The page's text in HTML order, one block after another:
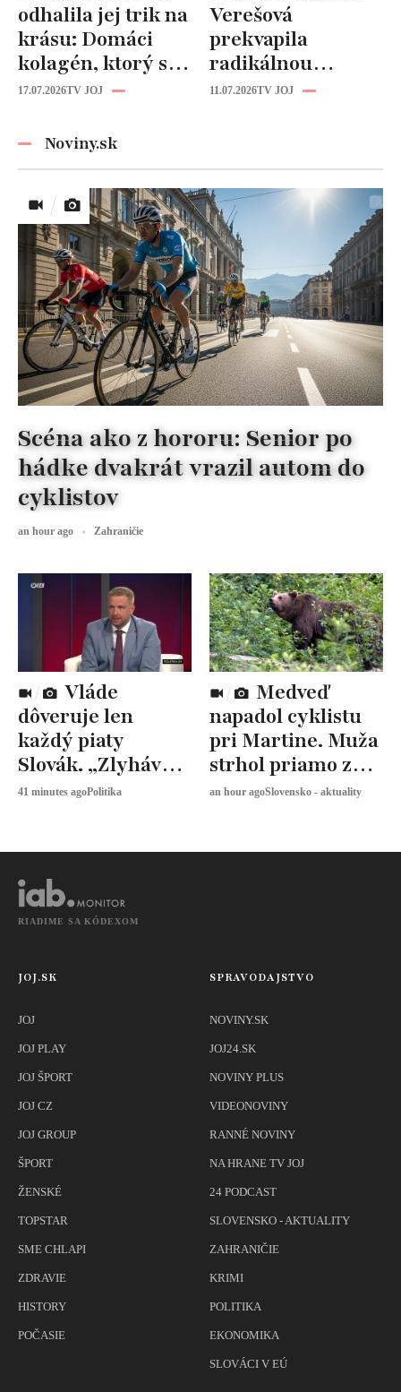
odhalila jej trik na
krásu: Domáci
kolagén, ktorý si
zvládnete
17.07.2026TV JOJ
Verešová
prekvapila
radikálnou
zmenou účesu: Je
11.07.2026TV JOJ
Noviny.sk
dôveruje len
každý piaty
Slovák. „Zlyhávajú
všetci politici,“
41 minutes agoPolitika
napadol cyklistu
pri Martine. Muža
strhol priamo z
bicykla
an hour agoSlovensko - aktuality
Scéna ako z hororu: Senior po
hádke dvakrát vrazil autom do
cyklistov
an hour ago Zahraničie
RIADIME SA KÓDEXOM
JOJ.SK
JOJ
JOJ PLAY
JOJ ŠPORT
JOJ CZ
JOJ GROUP
ŠPORT
ŽENSKÉ
TOPSTAR
SME CHLAPI
ZDRAVIE
HISTORY
POČASIE
SPRAVODAJSTVO
NOVINY.SK
JOJ24.SK
NOVINY PLUS
VIDEONOVINY
RANNÉ NOVINY
NA HRANE TV JOJ
24 PODCAST
SLOVENSKO - AKTUALITY
ZAHRANIČIE
KRIMI
POLITIKA
EKONOMIKA
SLOVÁCI V EÚ